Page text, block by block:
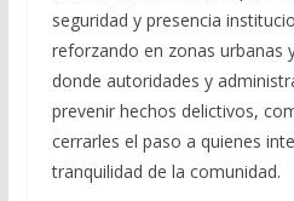
seguridad y presencia
reforzando en zonas urbanas
donde autoridades y
prevenir hechos delictivos,
cerrarles el paso a quienes
tranquilidad de la comunidad.